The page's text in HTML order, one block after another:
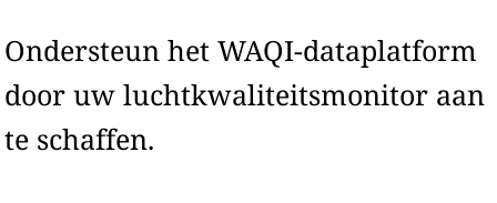
Ondersteun het WAQI-dataplatform
door uw luchtkwaliteitsmonitor aan
te schaffen.